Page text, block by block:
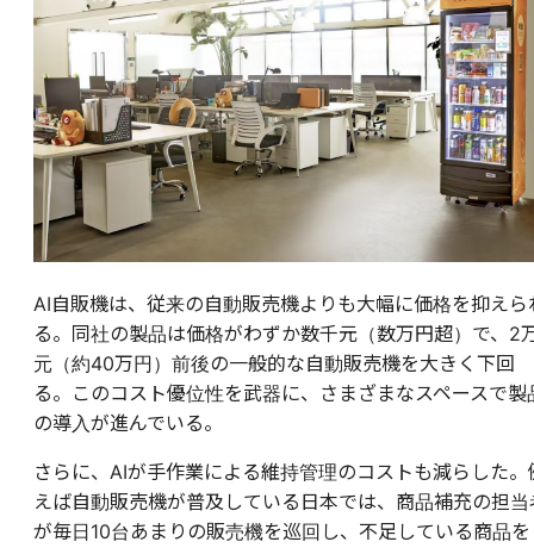
AI自販機は、従来の自動販売機よりも大幅に価格を抑えら
る。同社の製品は価格がわずか数千元（数万円超）で、2
元（約40万円）前後の一般的な自動販売機を大きく下回
る。このコスト優位性を武器に、さまざまなスペースで製
の導入が進んでいる。
さらに、AIが手作業による維持管理のコストも減らした。
えば自動販売機が普及している日本では、商品補充の担当
が毎日10台あまりの販売機を巡回し、不足している商品を